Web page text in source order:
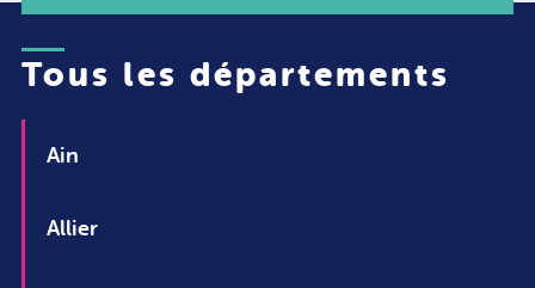
Tous les départements
Ain
Allier